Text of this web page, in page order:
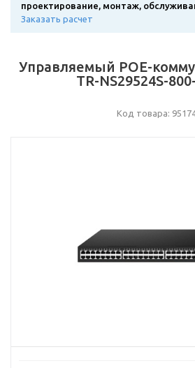
проектирование, монтаж,
Заказать расчет
Управляемый POE-
TR-NS29524S-
Код товара: